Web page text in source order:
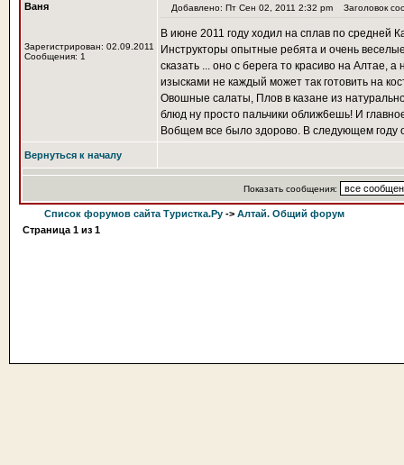
Ваня
Зарегистрирован: 02.09.2011
Сообщения: 1
Добавлено: Пт Сен 02, 2011 2:32 pm Заголовок
В июне 2011 году ходил на сплав по средней
Инструкторы опытные ребята и очень
сказать ... оно с берега то красиво на
изысками не каждый может так готовить на
Овошные салаты, Плов в казане из
блюд ну просто пальчики оближ6ешь! И
Вобщем все было здорово. В следующем году
Вернуться к началу
Показать сообщения:
Список форумов сайта Туристка.Ру -> Алтай. Общий форум
Страница 1 из 1